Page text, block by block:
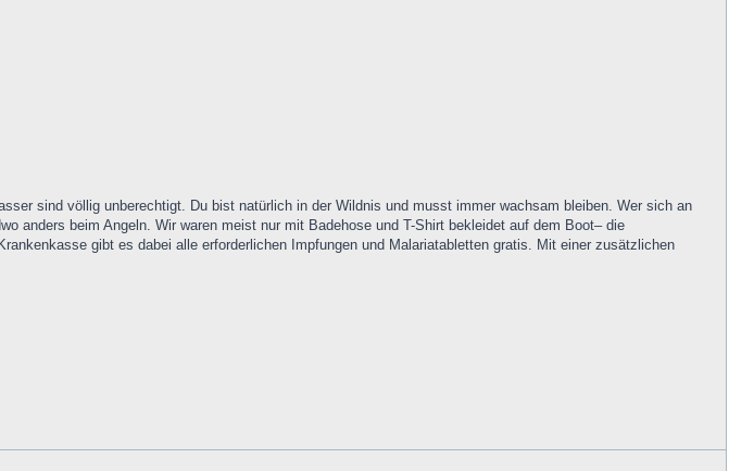
sind völlig unberechtigt. Du bist natürlich in der Wildnis und musst immer wachsam bleiben. Wer sich an
anders beim Angeln. Wir waren meist nur mit Badehose und T-Shirt bekleidet auf dem Boot– die
gibt es dabei alle erforderlichen Impfungen und Malariatabletten gratis. Mit einer zusätzlichen